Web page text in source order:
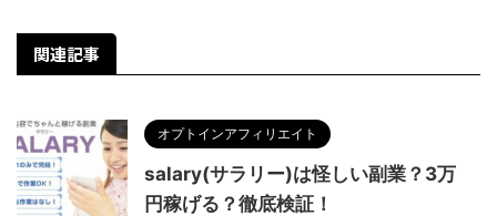
関連記事
オプトインアフィリエイト
salary(サラリー)は怪しい副業？3万
円稼げる？徹底検証！